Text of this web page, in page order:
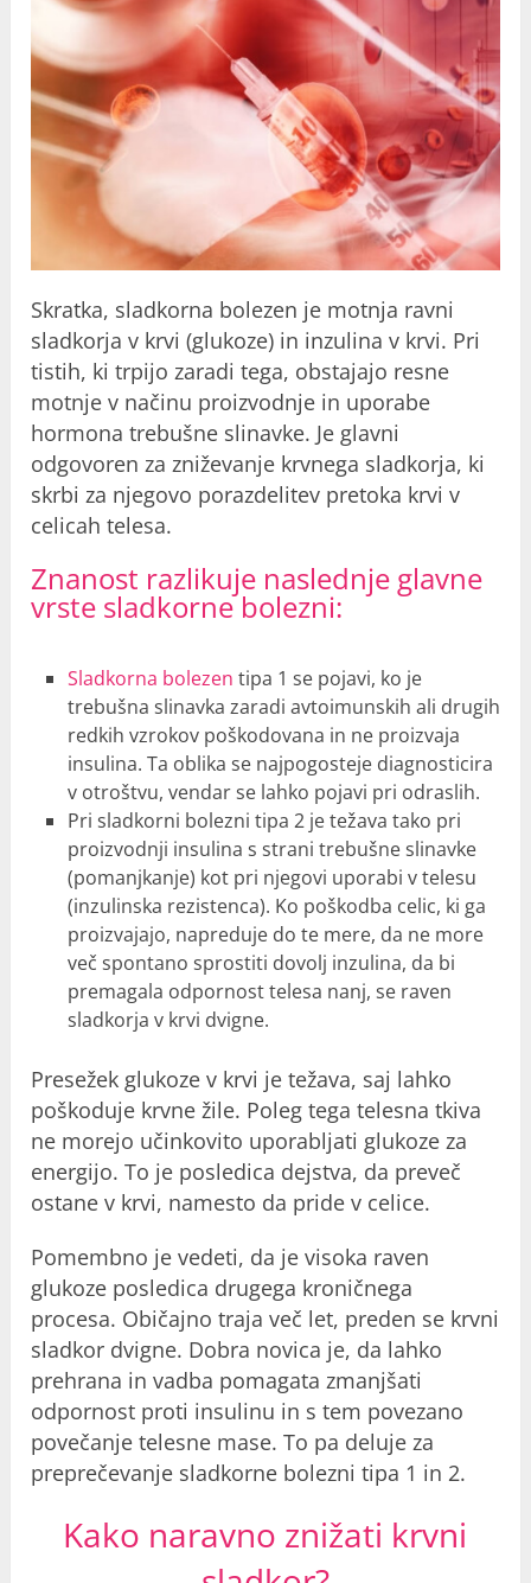
Skratka, sladkorna bolezen je motnja ravni
sladkorja v krvi (glukoze) in inzulina v krvi. Pri
tistih, ki trpijo zaradi tega, obstajajo resne
motnje v načinu proizvodnje in uporabe
hormona trebušne slinavke. Je glavni
odgovoren za zniževanje krvnega sladkorja, ki
skrbi za njegovo porazdelitev pretoka krvi v
celicah telesa.
Znanost razlikuje naslednje glavne
vrste sladkorne bolezni:
Sladkorna bolezen tipa 1 se pojavi, ko je
trebušna slinavka zaradi avtoimunskih ali drugih
redkih vzrokov poškodovana in ne proizvaja
insulina. Ta oblika se najpogosteje diagnosticira
v otroštvu, vendar se lahko pojavi pri odraslih.
Pri sladkorni bolezni tipa 2 je težava tako pri
proizvodnji insulina s strani trebušne slinavke
(pomanjkanje) kot pri njegovi uporabi v telesu
(inzulinska rezistenca). Ko poškodba celic, ki ga
proizvajajo, napreduje do te mere, da ne more
več spontano sprostiti dovolj inzulina, da bi
premagala odpornost telesa nanj, se raven
sladkorja v krvi dvigne.
Presežek glukoze v krvi je težava, saj lahko
poškoduje krvne žile. Poleg tega telesna tkiva
ne morejo učinkovito uporabljati glukoze za
energijo. To je posledica dejstva, da preveč
ostane v krvi, namesto da pride v celice.
Pomembno je vedeti, da je visoka raven
glukoze posledica drugega kroničnega
procesa. Običajno traja več let, preden se krvni
sladkor dvigne. Dobra novica je, da lahko
prehrana in vadba pomagata zmanjšati
odpornost proti insulinu in s tem povezano
povečanje telesne mase. To pa deluje za
preprečevanje sladkorne bolezni tipa 1 in 2.
Kako naravno znižati krvni